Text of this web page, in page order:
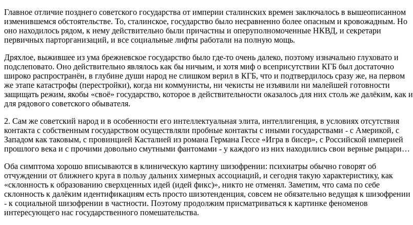
Главное отличие позднего советского государства от империи сталинских времен заключалось в вышеописанном
изменившемся обстоятельстве. То, сталинское, государство было несравненно более опасным и кровожадным. Но
оно находилось рядом, к нему действительно были причастны и оперуполномоченные НКВД, и секретари
первичных парторганизаций, и все социальные лифты работали на полную мощь.
Дряхлое, выжившее из ума брежневское государство было где‑то очень далеко, поэтому изначально глуховато и
подслеповато. Оно действительно являлось как бы ничьим, и хотя миф о всеприсутствии КГБ был достаточно
широко распространён, в глубине души народ не слишком верил в КГБ, что и подтвердилось сразу же, на первом
же этапе катастрофы (перестройки), когда ни коммунисты, ни чекисты не изъявили ни малейшей готовности
защищать режим, якобы «своё» государство, которое в действительности оказалось для них столь же далёким, как и
для рядового советского обывателя.
2. Сам же советский народ и в особенности его интеллектуальная элита, интеллигенция, в условиях отсутствия
контакта с собственным государством осуществляли пробные контакты с иными государствами - с Америкой, с
Западом как таковым, с провинцией Касталией из романа Германа Гессе «Игра в бисер», с Российской империей
прошлого века и с прочими довольно смутными фантомами - у каждого из них находились свои верные рыцари…
Оба симптома хорошо вписываются в клиническую картину шизофрении: психиатры обычно говорят об
отчуждении от ближнего круга в пользу дальних химерных ассоциаций, и сегодня такую характеристику, как
«склонность к образованию сверхценных идей (идей фикс)», никто не отменял. Заметим, что сама по себе
склонность к далёким идентификациям есть просто шизотенденция, совсем не обязательно ведущая к шизофрении
- к социальной шизофрении в частности. Поэтому продолжим присматриваться к картинке феноменов
интересующего нас государственного помешательства.